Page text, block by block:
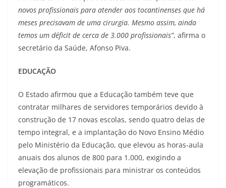
novos profissionais para atender aos tocantinenses que há
meses precisavam de uma cirurgia. Mesmo assim, ainda
temos um déficit de cerca de 3.000 profissionais”, afirma o
secretário da Saúde, Afonso Piva.
EDUCAÇÃO
O Estado afirmou que a Educação também teve que
contratar milhares de servidores temporários devido à
construção de 17 novas escolas, sendo quatro delas de
tempo integral, e a implantação do Novo Ensino Médio
pelo Ministério da Educação, que elevou as horas-aula
anuais dos alunos de 800 para 1.000, exigindo a
elevação de profissionais para ministrar os conteúdos
programáticos.